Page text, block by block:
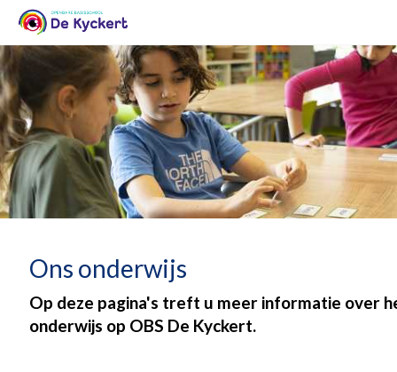
Ons onderwijs
Op deze pagina's treft u meer informatie over
onderwijs op OBS De Kyckert.